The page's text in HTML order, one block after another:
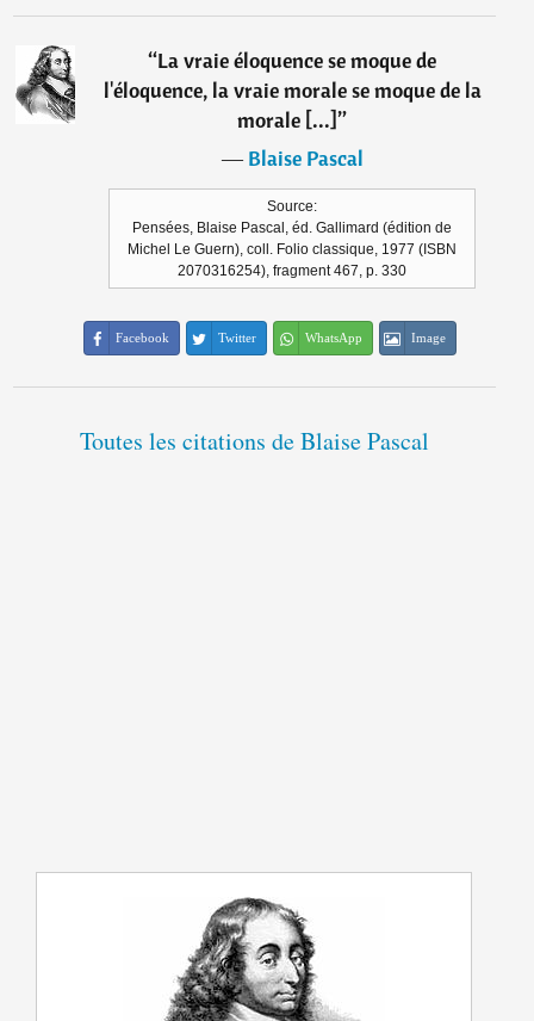
“La vraie éloquence se moque de
l'éloquence, la vraie morale se moque de la
morale [...]”
―Blaise Pascal
Source:
Pensées, Blaise Pascal, éd. Gallimard (édition de
Michel Le Guern), coll. Folio classique, 1977 (ISBN
2070316254), fragment 467, p. 330
Facebook Twitter WhatsApp Image
Toutes les citations de Blaise Pascal